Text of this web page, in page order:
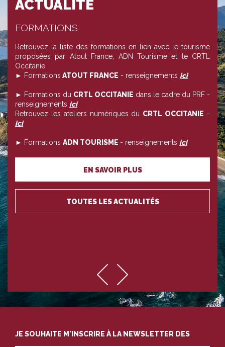
ACTUALITÉ
FORMATIONS
Retrouvez la liste des formations en lien avec le tourisme
proposées par Atout France, ADN Tourisme et le CRTL
Occitanie
► Formations ATOUT FRANCE - renseignements ici
► Formations du CRTL OCCITANIE dans le cadre du PRF -
renseignements ici
Retrouvez les ateliers numériques du CRTL OCCITANIE -
ici
► Formations ADN TOURISME - renseignements ici
EN SAVOIR PLUS
TOUTES LES ACTUALITÉS
JE SOUHAITE M'INSCRIRE À LA NEWSLETTER DES